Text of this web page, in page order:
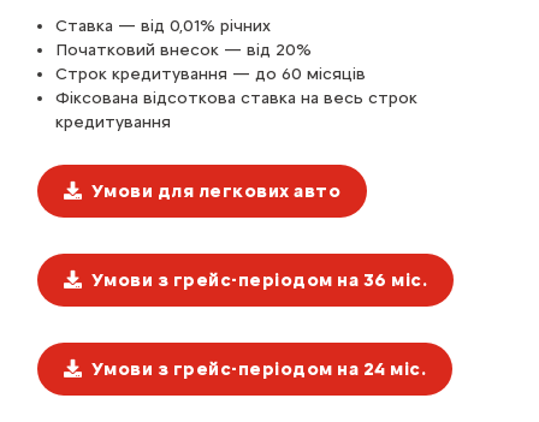
Ставка — від 0,01% річних
Початковий внесок — від 20%
Строк кредитування — до 60 місяців
Фіксована відсоткова ставка на весь строк
кредитування
Умови для легкових авто
Умови з грейс-періодом на 36 міс.
Умови з грейс-періодом на 24 міс.